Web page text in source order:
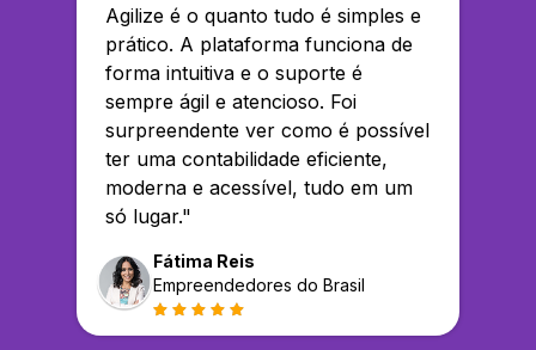
Agilize é o quanto tudo é simples e
prático. A plataforma funciona de
forma intuitiva e o suporte é
sempre ágil e atencioso. Foi
surpreendente ver como é possível
ter uma contabilidade eficiente,
moderna e acessível, tudo em um
só lugar."
Fátima Reis
Empreendedores do Brasil